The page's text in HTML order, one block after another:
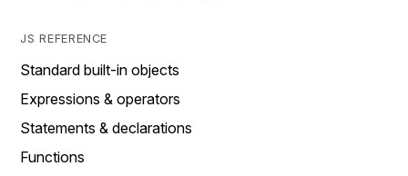
JS REFERENCE
Standard built-in objects
Expressions & operators
Statements & declarations
Functions